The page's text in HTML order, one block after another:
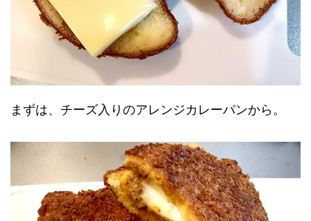
まずは、チーズ入りのアレンジカレーパンから。